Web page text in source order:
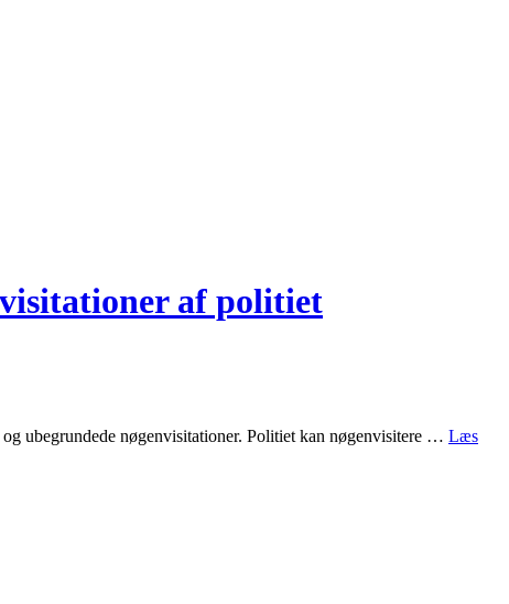
af politiet
ubegrundede nøgenvisitationer. Politiet kan nøgenvisitere … Læs